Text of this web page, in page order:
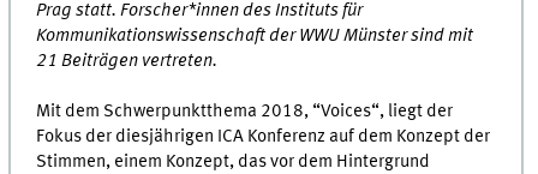
Prag statt. Forscher*innen des Instituts für
Kommunikationswissenschaft der WWU Münster sind mit
21 Beiträgen vertreten.
Mit dem Schwerpunktthema 2018, “Voices“, liegt der
Fokus der diesjährigen ICA Konferenz auf dem Konzept der
Stimmen, einem Konzept, das vor dem Hintergrund